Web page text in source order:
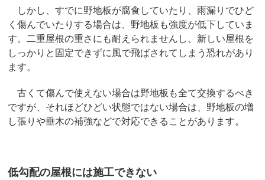
しかし、すでに野地板が腐食していたり、雨漏りでひど
く傷んでいたりする場合は、野地板も強度が低下していま
す。二重屋根の重さにも耐えられませんし、新しい屋根を
しっかりと固定できずに風で飛ばされてしまう恐れがあり
ます。
古くて傷んで使えない場合は野地板も全て交換するべき
ですが、それほどひどい状態ではない場合は、野地板の増
し張りや垂木の補強などで対応できることがあります。
低勾配の屋根には施工できない